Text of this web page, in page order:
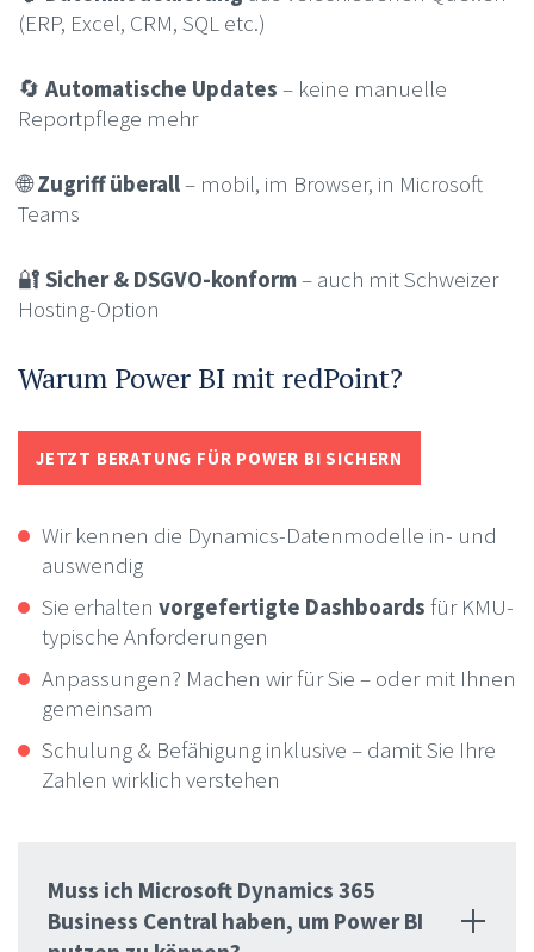
(ERP, Excel, CRM, SQL etc.)
🔄 Automatische Updates – keine manuelle
Reportpflege mehr
🌐Zugriff überall– mobil, im Browser, in Microsoft
Teams
🔐 Sicher & DSGVO-konform– auch mit Schweizer
Hosting-Option
Warum Power BI mit redPoint?
JETZT BERATUNG FÜR POWER BI SICHERN
Wir kennen die Dynamics-Datenmodelle in- und
auswendig
Sie erhalten vorgefertigte Dashboards für KMU-
typische Anforderungen
Anpassungen? Machen wir für Sie – oder mit Ihnen
gemeinsam
Schulung & Befähigung inklusive – damit Sie Ihre
Zahlen wirklich verstehen
Muss ich Microsoft Dynamics 365
Business Central haben, um Power BI